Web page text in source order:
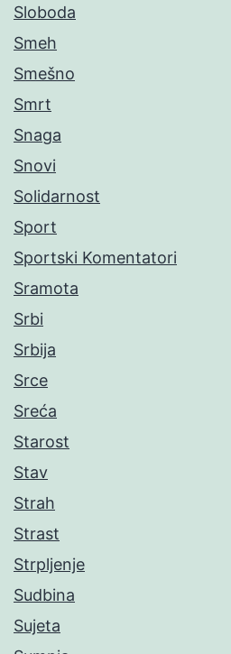
Sloboda
Smeh
Smešno
Smrt
Snaga
Snovi
Solidarnost
Sport
Sportski Komentatori
Sramota
Srbi
Srbija
Srce
Sreća
Starost
Stav
Strah
Strast
Strpljenje
Sudbina
Sujeta